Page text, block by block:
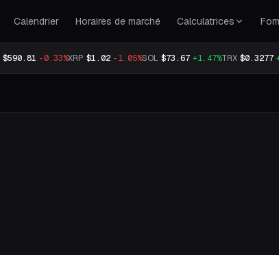
Calendrier Horaires de marché Calculatrices
$590.81 -0.33%XRP $1.02 -1.05%SOL $73.67 +1.47%TRX $0.3277